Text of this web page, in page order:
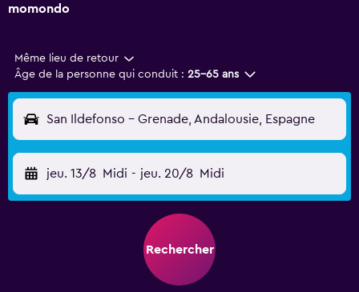
momondo
Même lieu de retour
Âge de la personne qui conduit : 25-65 ans
San Ildefonso - Grenade, Andalousie, Espagne
jeu. 13/8 Midi - jeu. 20/8 Midi
Rechercher